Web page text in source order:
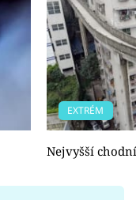
EXTRÉM
Nejvyšší